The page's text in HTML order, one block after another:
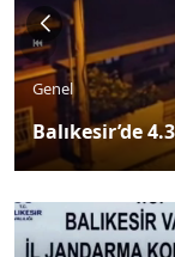
Genel
Balıkesir’de